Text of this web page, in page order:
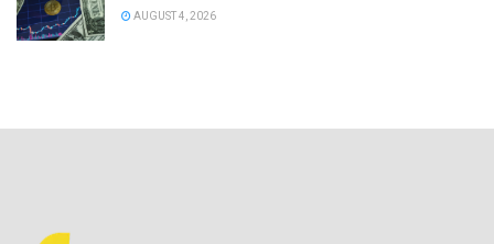
AUGUST 4, 2026